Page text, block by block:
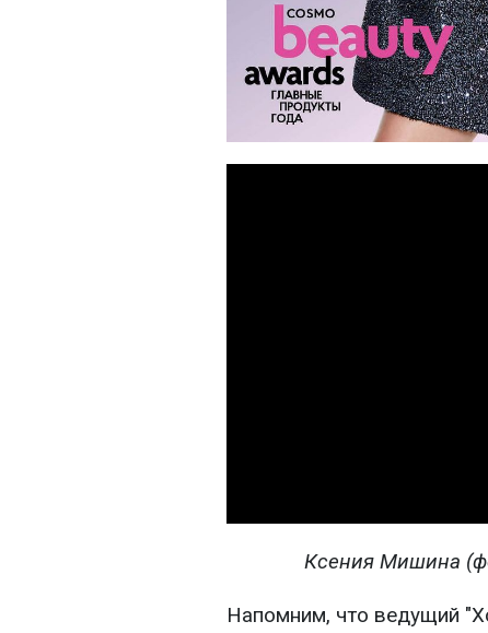
Ксения Мишина
Напомним, что ведущий